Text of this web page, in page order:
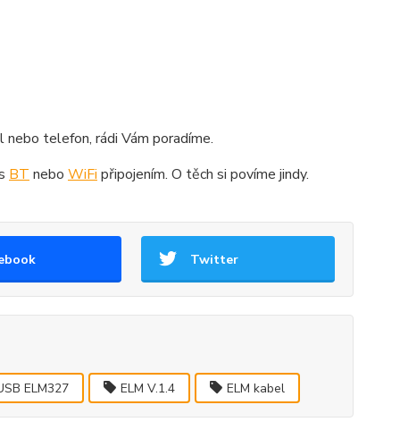
telefon, rádi Vám poradíme.
BT nebo WiFi připojením. O těch si povíme jindy.
Twitter
ELM327 ELM V.1.4 ELM kabel